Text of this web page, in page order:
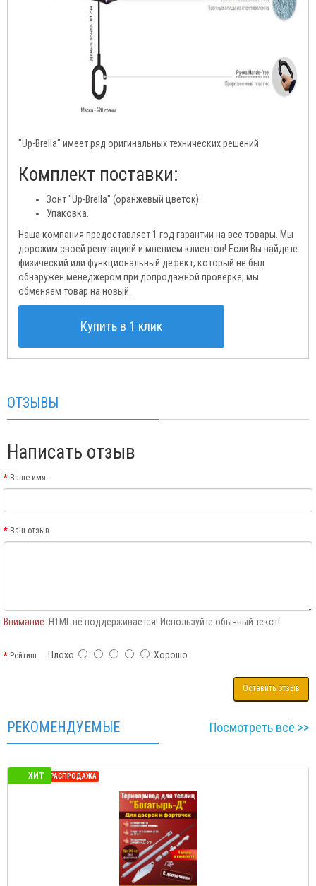
"Up-Brella" имеет ряд оригинальных технических решений
Комплект поставки:
Зонт "Up-Brella" (оранжевый цветок).
Упаковка.
Наша компания предоставляет 1 год гарантии на все товары. Мы
дорожим своей репутацией и мнением клиентов! Если Вы найдёте
физический или функциональный дефект, который не был
обнаружен менеджером при допродажной проверке, мы
обменяем товар на новый.
Купить в 1 клик
ОТЗЫВЫ
Написать отзыв
Ваше имя:
Ваш отзыв
Внимание: HTML не поддерживается! Используйте обычный текст!
РейтингПлохо Хорошо
Оставить отзыв
РЕКОМЕНДУЕМЫЕ Посмотреть всё >>
ХИТ
СЕЗОННАЯ РАСПРОДАЖА